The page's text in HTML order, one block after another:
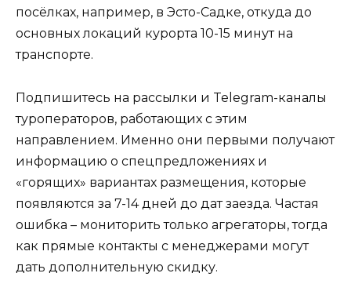
посёлках, например, в Эсто-Садке, откуда до
основных локаций курорта 10-15 минут на
транспорте.
Подпишитесь на рассылки и Telegram-каналы
туроператоров, работающих с этим
направлением. Именно они первыми получают
информацию о спецпредложениях и
«горящих» вариантах размещения, которые
появляются за 7-14 дней до дат заезда. Частая
ошибка – мониторить только агрегаторы, тогда
как прямые контакты с менеджерами могут
дать дополнительную скидку.